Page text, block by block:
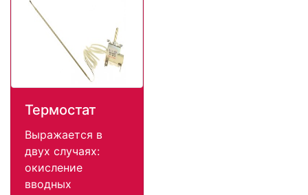
Термостат
Выражается в
двух случаях:
окисление
вводных